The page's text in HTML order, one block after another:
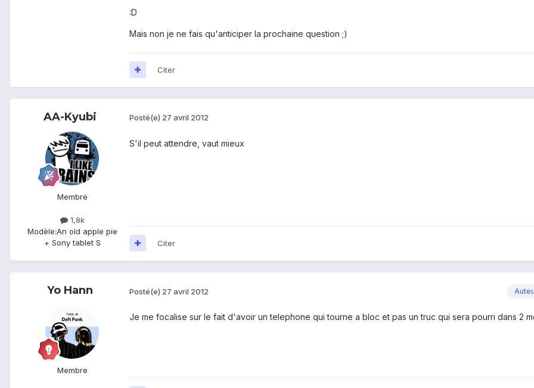
:D
Mais non je ne fais qu'anticiper la prochaine question ;)
Citer
AA-Kyubi
Membre
1,8k
Modèle:An old apple pie
+ Sony tablet S
Posté(e) 27 avril 2012
S'il peut attendre, vaut mieux
Citer
Yo Hann
Membre
Posté(e) 27 avril 2012
Je me focalise sur le fait d'avoir un telephone qui tourne a bloc et pas un truc qui sera pourri dans 2